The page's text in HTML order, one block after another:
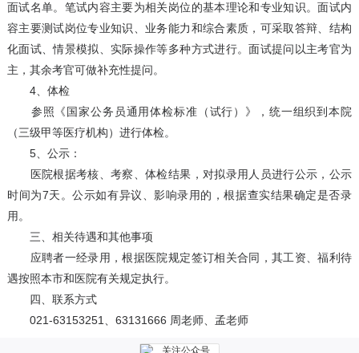
面试名单。笔试内容主要为相关岗位的基本理论和专业知识。面试内
容主要测试岗位专业知识、业务能力和综合素质，可采取答辩、结构
化面试、情景模拟、实际操作等多种方式进行。面试提问以主考官为
主，其余考官可做补充性提问。
4、体检
参照《国家公务员通用体检标准（试行）》，统一组织到本院
（三级甲等医疗机构）进行体检。
5、公示：
医院根据考核、考察、体检结果，对拟录用人员进行公示，公示
时间为7天。公示如有异议、影响录用的，根据查实结果确定是否录
用。
三、相关待遇和其他事项
应聘者一经录用，根据医院规定签订相关合同，其工资、福利待
遇按照本市和医院有关规定执行。
四、联系方式
021-63153251、63131666 周老师、孟老师